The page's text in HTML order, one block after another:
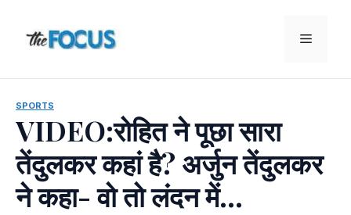
content
Menu
SPORTS
VIDEO:रोहित ने पूछा सारा
तेंदुलकर कहां है? अर्जुन तेंदुलकर
ने कहा- वो तो लंदन में…